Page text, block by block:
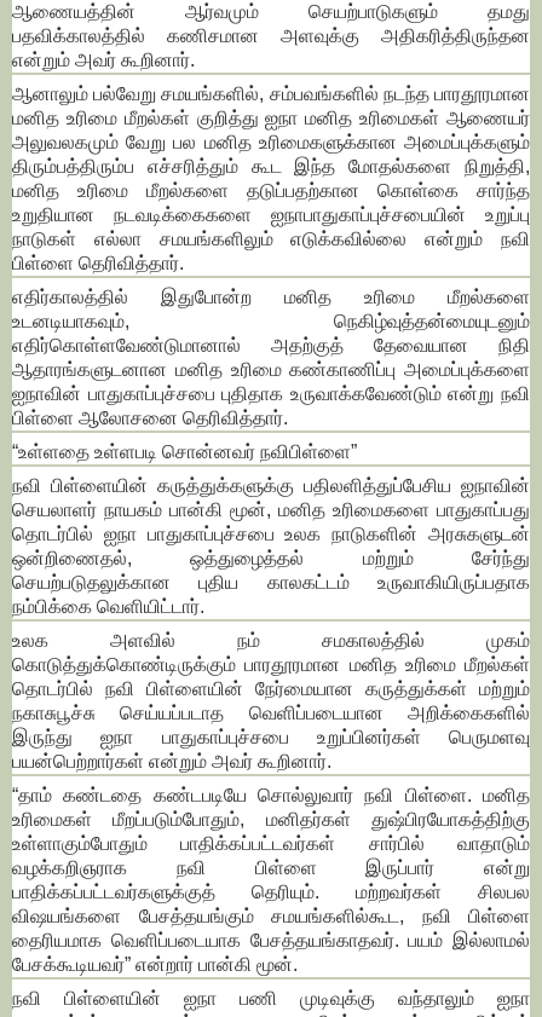
ஆணையத்தின் ஆர்வமும் செயற்பாடுகளும் தமது
பதவிக்காலத்தில் கணிசமான அளவுக்கு அதிகரித்திருந்தன
என்றும் அவர் கூறினார்.
ஆனாலும் பல்வேறு சமயங்களில், சம்பவங்களில் நடந்த பாரதூரமான
மனித உரிமை மீறல்கள் குறித்து ஐநா மனித உரிமைகள் ஆணையர்
அலுவலகமும் வேறு பல மனித உரிமைகளுக்கான அமைப்புக்களும்
திரும்பத்திரும்ப எச்சரித்தும் கூட இந்த மோதல்களை நிறுத்தி,
மனித உரிமை மீறல்களை தடுப்பதற்கான கொள்கை சார்ந்த
உறுதியான நடவடிக்கைகளை ஐநாபாதுகாப்புச்சபையின் உறுப்பு
நாடுகள் எல்லா சமயங்களிலும் எடுக்கவில்லை என்றும் நவி
பிள்ளை தெரிவித்தார்.
எதிர்காலத்தில் இதுபோன்ற மனித உரிமை மீறல்களை
உடனடியாகவும், நெகிழ்வுத்தன்மையுடனும்
எதிர்கொள்ளவேண்டுமானால் அதற்குத் தேவையான நிதி
ஆதாரங்களுடனான மனித உரிமை கண்காணிப்பு அமைப்புக்களை
ஐநாவின் பாதுகாப்புச்சபை புதிதாக உருவாக்கவேண்டும் என்று நவி
பிள்ளை ஆலோசனை தெரிவித்தார்.
“உள்ளதை உள்ளபடி சொன்னவர் நவிபிள்ளை”
நவி பிள்ளையின் கருத்துக்களுக்கு பதிலளித்துப்பேசிய ஐநாவின்
செயலாளர் நாயகம் பான்கி மூன், மனித உரிமைகளை பாதுகாப்பது
தொடர்பில் ஐநா பாதுகாப்புச்சபை உலக நாடுகளின் அரசுகளுடன்
ஒன்றிணைதல், ஒத்துழைத்தல் மற்றும் சேர்ந்து
செயற்படுதலுக்கான புதிய காலகட்டம் உருவாகியிருப்பதாக
நம்பிக்கை வெளியிட்டார்.
உலக அளவில் நம் சமகாலத்தில் முகம்
கொடுத்துக்கொண்டிருக்கும் பாரதூரமான மனித உரிமை மீறல்கள்
தொடர்பில் நவி பிள்ளையின் நேர்மையான கருத்துக்கள் மற்றும்
நகாசுபூச்சு செய்யப்படாத வெளிப்படையான அறிக்கைகளில்
இருந்து ஐநா பாதுகாப்புச்சபை உறுப்பினர்கள் பெருமளவு
பயன்பெற்றார்கள் என்றும் அவர் கூறினார்.
“தாம் கண்டதை கண்டபடியே சொல்லுவார் நவி பிள்ளை. மனித
உரிமைகள் மீறப்படும்போதும், மனிதர்கள் துஷ்பிரயோகத்திற்கு
உள்ளாகும்போதும் பாதிக்கப்பட்டவர்கள் சார்பில் வாதாடும்
வழக்கறிஞராக நவி பிள்ளை இருப்பார் என்று
பாதிக்கப்பட்டவர்களுக்குத் தெரியும். மற்றவர்கள் சிலபல
விஷயங்களை பேசத்தயங்கும் சமயங்களில்கூட, நவி பிள்ளை
தைரியமாக வெளிப்படையாக பேசத்தயங்காதவர். பயம் இல்லாமல்
பேசக்கூடியவர்” என்றார் பான்கி மூன்.
நவி பிள்ளையின் ஐநா பணி முடிவுக்கு வந்தாலும் ஐநா